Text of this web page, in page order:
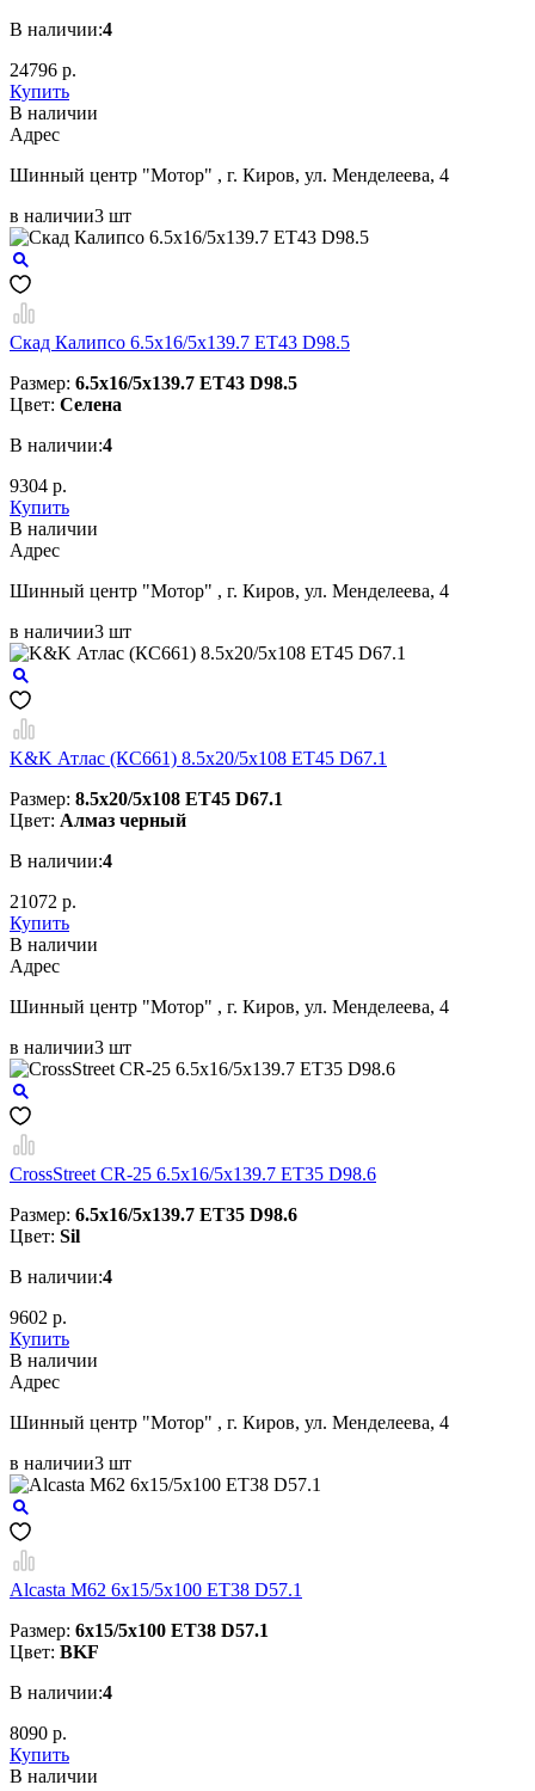
В наличии:4
24796 р.
Купить
В наличии
Aдрес
Шинный центр "Мотор" , г. Киров, ул. Менделеева, 4
в наличии3 шт
Скад Калипсо 6.5x16/5x139.7 ET43 D98.5
Размер: 6.5x16/5x139.7 ET43 D98.5
Цвет: Селена
В наличии:4
9304 р.
Купить
В наличии
Aдрес
Шинный центр "Мотор" , г. Киров, ул. Менделеева, 4
в наличии3 шт
K&K Атлас (КС661) 8.5x20/5x108 ET45 D67.1
Размер: 8.5x20/5x108 ET45 D67.1
Цвет: Алмаз черный
В наличии:4
21072 р.
Купить
В наличии
Aдрес
Шинный центр "Мотор" , г. Киров, ул. Менделеева, 4
в наличии3 шт
CrossStreet CR-25 6.5x16/5x139.7 ET35 D98.6
Размер: 6.5x16/5x139.7 ET35 D98.6
Цвет: Sil
В наличии:4
9602 р.
Купить
В наличии
Aдрес
Шинный центр "Мотор" , г. Киров, ул. Менделеева, 4
в наличии3 шт
Alcasta M62 6x15/5x100 ET38 D57.1
Размер: 6x15/5x100 ET38 D57.1
Цвет: BKF
В наличии:4
8090 р.
Купить
В наличии